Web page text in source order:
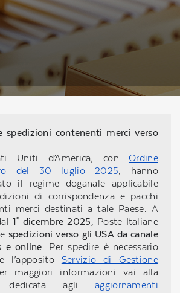
spedizioni contenenti merci verso
Uniti d’America, conOrdine
del 30 luglio 2025 , hanno
il regime doganale applicabile
di corrispondenza e pacchi
merci destinati a tale Paese. A
1° dicembre 2025 , Poste Italiane
spedizioni verso gli USA da canale
e online . Per spedire è necessario
l’apposito Servizio di Gestione
maggiori informazioni vai alla
dedicata agliaggiornamenti